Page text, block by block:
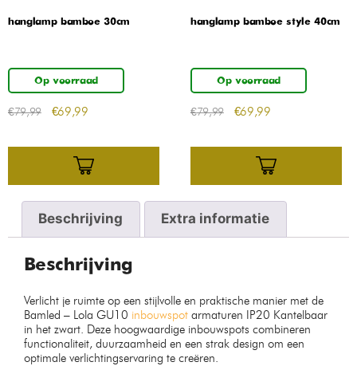
hanglamp bamboe 30cm
Op voorraad
€79,99 €69,99
hanglamp bamboe style 40cm
Op voorraad
€79,99 €69,99
Beschrijving Extra informatie
Beschrijving
Verlicht je ruimte op een stijlvolle en praktische manier met de
Bamled – Lola GU10 inbouwspot armaturen IP20 Kantelbaar
in het zwart. Deze hoogwaardige inbouwspots combineren
functionaliteit, duurzaamheid en een strak design om een
optimale verlichtingservaring te creëren.